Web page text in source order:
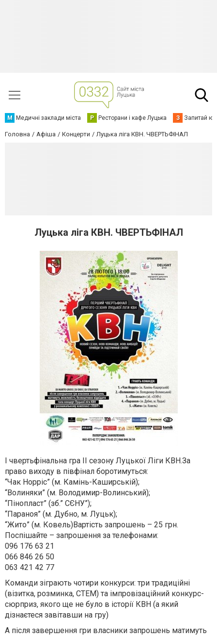
М Медичні заклади міста Р Ресторани і кафе Луцька З Запитай
Головна Афіша Концерти Луцька ліга КВН. ЧВЕРТЬФІНАЛ
Луцька ліга КВН. ЧВЕРТЬФІНАЛ
І чвертьфінальна гра ІІ сезону Луцької Ліги КВН.За
право виходу в півфінал боротимуться:
“Чак Норріс” (м. Камінь-Каширській);
“Волиняки” (м. Володимир-Волинський);
“Пінопласт” (зб.” CЄНУ”);
“Параноя” (м. Дубно, м. Луцьк);
“Жито” (м. Ковель)Вартість запрошень – 25 грн.
Поспішайте – запрошення за телефонами:
096 176 63 21
066 846 26 50
063 421 42 77
Команди зіграють чотири конкурси: три традиційні
(візитка, розминка, СТЕМ) та імпровізаційний конкурс-
сюрприз, якого ще не було в історії КВН (а який
дізнаєтеся завітавши на гру)
А після завершення гри власники запрошень матимуть